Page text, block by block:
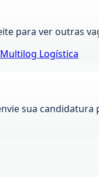
para ver outras
Multilog Logística
sua candidatura